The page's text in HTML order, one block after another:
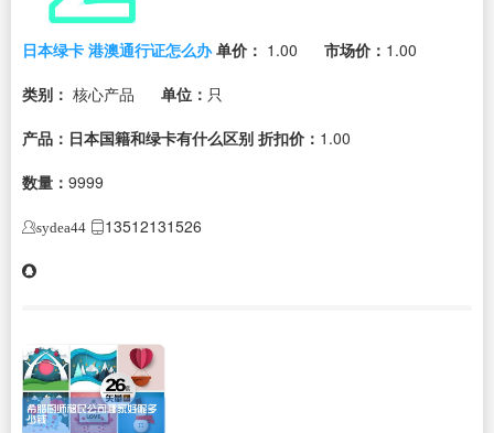
日本绿卡 港澳通行证怎么办 单价： 1.00 市场价： 1.00
类别： 核心产品 单位： 只
产品：日本国籍和绿卡有什么区别 折扣价： 1.00
数量： 9999
sydea44 13512131526